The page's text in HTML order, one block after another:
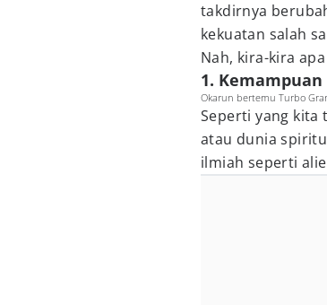
takdirnya
kekuatan salah
Nah, kira-kira
1.
Okarun bertemu Turbo
Seperti yang kita
atau dunia
ilmiah seperti